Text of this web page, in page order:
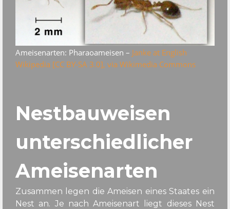
Ameisenarten: Pharaoameisen – Janke at English
Wikipedia [CC BY-SA 3.0], via Wikimedia Commons
Nestbauweisen
unterschiedlicher
Ameisenarten
Zusammen legen die Ameisen eines Staates ein
Nest an. Je nach Ameisenart liegt dieses Nest